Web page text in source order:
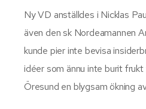
Ny VD anställdes i Nicklas
även den sk Nordeamannen
kunde pier inte bevisa
idéer som ännu inte burit
Öresund en blygsam ökning